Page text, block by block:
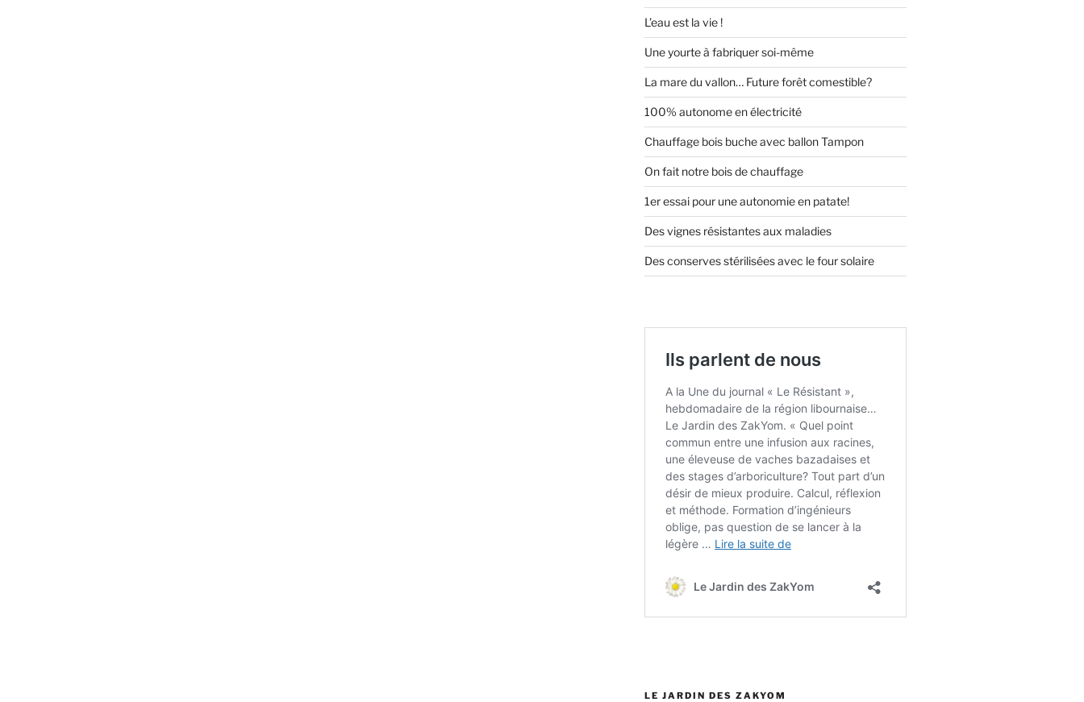
L’eau est la vie !
Une yourte à fabriquer soi-même
La mare du vallon… Future forêt comestible?
100% autonome en électricité
Chauffage bois buche avec ballon Tampon
On fait notre bois de chauffage
1er essai pour une autonomie en patate!
Des vignes résistantes aux maladies
Des conserves stérilisées avec le four solaire
LE JARDIN DES ZAKYOM